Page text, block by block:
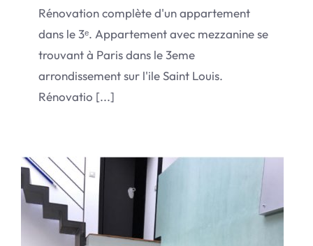
Rénovation complète d'un appartement
dans le 3ᵉ. Appartement avec mezzanine se
trouvant à Paris dans le 3eme
arrondissement sur l'ile Saint Louis.
Rénovatio [...]